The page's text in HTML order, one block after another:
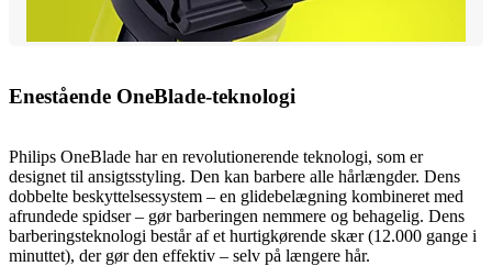
Enestående OneBlade-teknologi
Philips OneBlade har en revolutionerende teknologi, som er
designet til ansigtsstyling. Den kan barbere alle hårlængder. Dens
dobbelte beskyttelsessystem – en glidebelægning kombineret med
afrundede spidser – gør barberingen nemmere og behagelig. Dens
barberingsteknologi består af et hurtigkørende skær (12.000 gange i
minuttet), der gør den effektiv – selv på længere hår.